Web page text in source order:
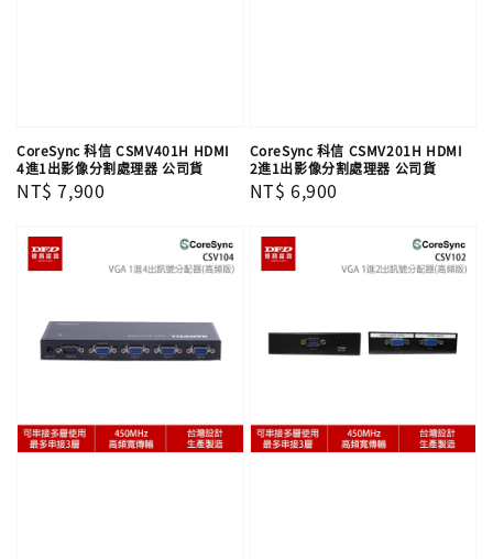
CoreSync 科信 CSMV401H HDMI
4進1出影像分割處理器 公司貨
Regular
NT$ 7,900
CoreSync 科信 CSMV201H HDMI
2進1出影像分割處理器 公司貨
Regular
NT$ 6,900